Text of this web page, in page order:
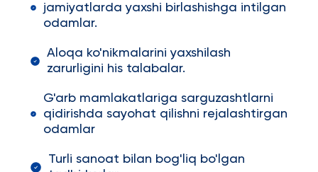
jamiyatlarda yaxshi birlashishga intilgan
odamlar.
Aloqa ko'nikmalarini yaxshilash
zarurligini his talabalar.
G'arb mamlakatlariga sarguzashtlarni
qidirishda sayohat qilishni rejalashtirgan
odamlar
Turli sanoat bilan bog'liq bo'lgan